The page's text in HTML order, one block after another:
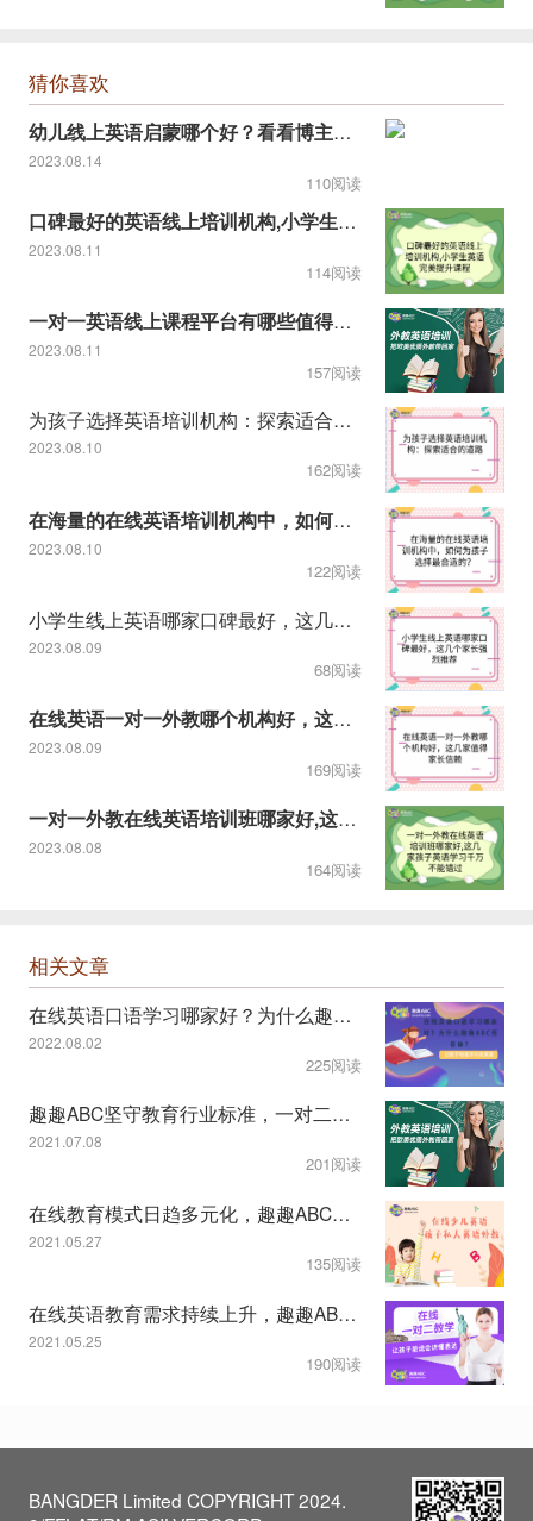
猜你喜欢
幼儿线上英语启蒙哪个好？看看博主推荐的！
2023.08.14
110阅读
口碑最好的英语线上培训机构,小学生英语完美提升课程
2023.08.11
114阅读
一对一英语线上课程平台有哪些值得推荐
2023.08.11
157阅读
为孩子选择英语培训机构：探索适合的道路
2023.08.10
162阅读
在海量的在线英语培训机构中，如何为孩子选择最合适的？
2023.08.10
122阅读
小学生线上英语哪家口碑最好，这几个家长强烈推荐
2023.08.09
68阅读
在线英语一对一外教哪个机构好，这几家值得家长信赖
2023.08.09
169阅读
一对一外教在线英语培训班哪家好,这几家孩子英语学习千万不能错
2023.08.08
164阅读
相关文章
在线英语口语学习哪家好？为什么趣趣ABC受青睐？
2022.08.02
225阅读
趣趣ABC坚守教育行业标准，一对二课程模式受认可
2021.07.08
201阅读
在线教育模式日趋多元化，趣趣ABC教学服务显特色
2021.05.27
135阅读
在线英语教育需求持续上升，趣趣ABC一对二模式获认可
2021.05.25
190阅读
BANGDER Limited COPYRIGHT 2024.